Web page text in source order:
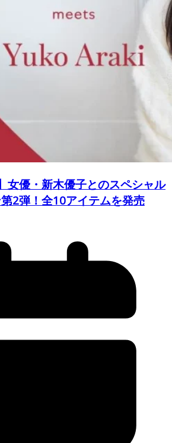
女優・新木優子とのスペシャル
2弾！全10アイテムを発売